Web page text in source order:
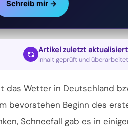
Schreib mir →
Artikel zuletzt
Inhalt geprüft und überarbeitet
das Wetter in Deutschland
bevorstehen Beginn des
Schneefall gab es in